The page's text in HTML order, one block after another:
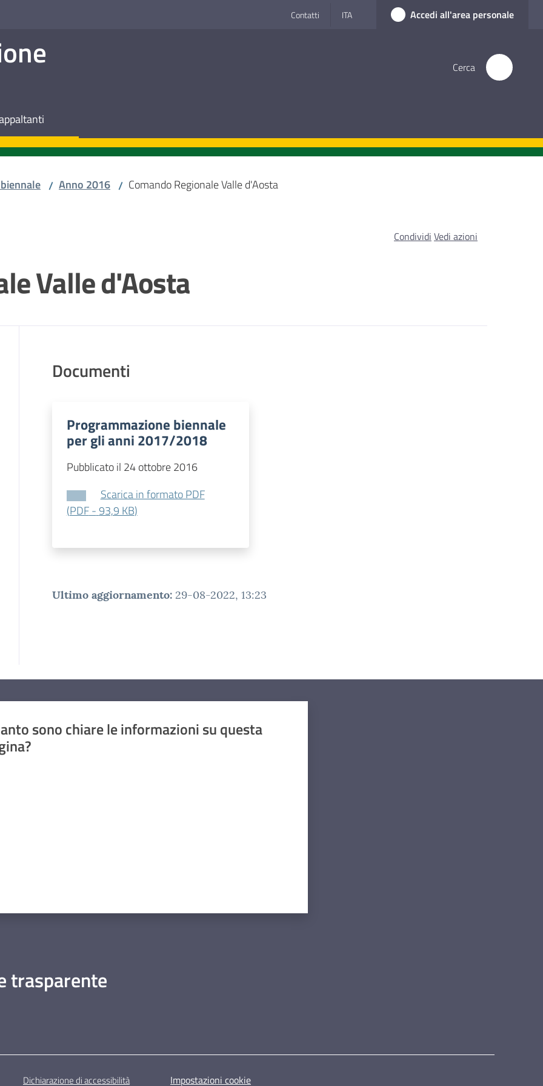
Contatti ITA Accedi all'area personale
Cerca
/ Anno 2016 / Comando Regionale Valle d'Aosta
Valle d'Aosta
Condividi Vedi azioni
Documenti
Programmazione biennale
per gli anni 2017/2018
Pubblicato il 24 ottobre 2016
Scarica in formato PDF
(PDF-93,9 KB)
Ultimo aggiornamento: 29-08-2022, 13:23
sono chiare le informazioni su questa
trasparente
Dichiarazione di accessibilità Impostazioni cookie